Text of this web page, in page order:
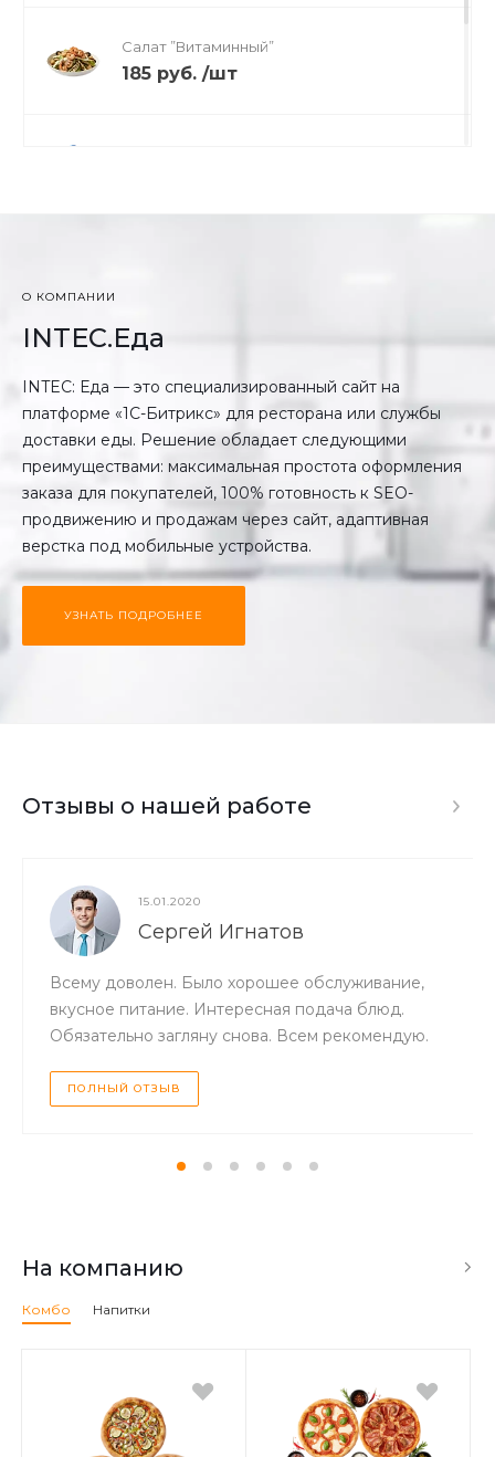
Салат ”Витаминный”
185 руб. /шт
О КОМПАНИИ
INTEC.Еда
INTEC: Еда — это специализированный сайт на
платформе «1С-Битрикс» для ресторана или службы
доставки еды. Решение обладает следующими
преимуществами: максимальная простота оформления
заказа для покупателей, 100% готовность к SEO-
продвижению и продажам через сайт, адаптивная
верстка под мобильные устройства.
УЗНАТЬ ПОДРОБНЕЕ
Отзывы о нашей работе
15.01.2020
Сергей Игнатов
Всему доволен. Было хорошее обслуживание,
вкусное питание. Интересная подача блюд.
Обязательно загляну снова. Всем рекомендую.
ПОЛНЫЙ ОТЗЫВ
На компанию
Комбо Напитки